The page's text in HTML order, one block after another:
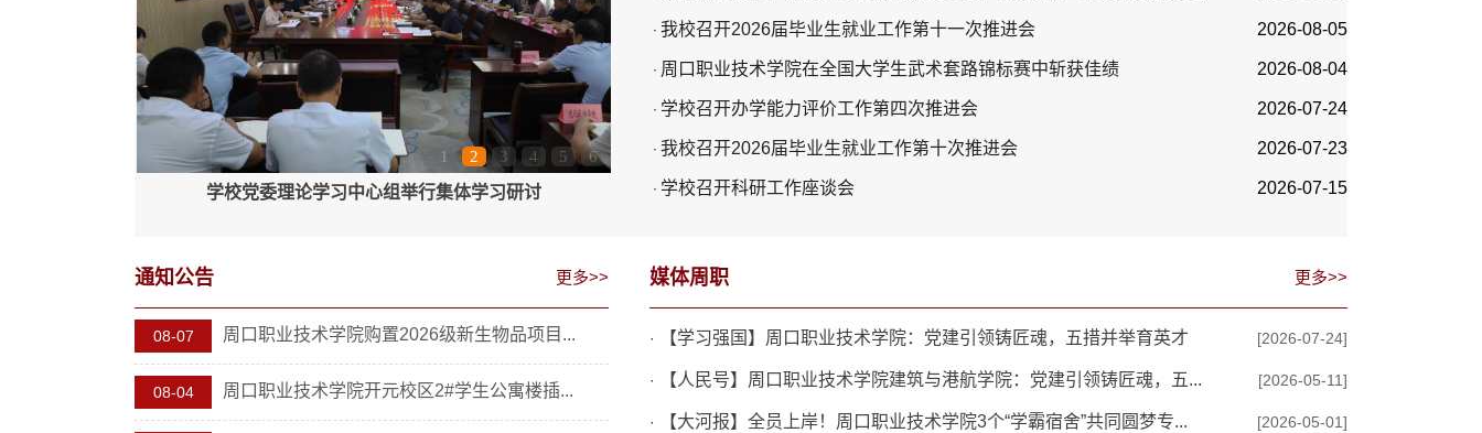
1 2 3 4 5 6
周口职业技术学院隆重举行2026届毕业生毕业典礼
· 我校召开2026届毕业生就业工作第十一次推进会 2026-08-05
· 周口职业技术学院在全国大学生武术套路锦标赛中斩获佳绩 2026-08-04
· 学校召开办学能力评价工作第四次推进会 2026-07-24
· 我校召开2026届毕业生就业工作第十次推进会 2026-07-23
· 学校召开科研工作座谈会 2026-07-15
通知公告 更多>>
08-07 周口职业技术学院购置2026级新生物品项目...
08-04 周口职业技术学院开元校区2#学生公寓楼插...
媒体周职 更多>>
[2026-07-24]
· 【学习强国】周口职业技术学院：党建引领铸匠魂，五措并举育英才
[2026-05-11]
· 【人民号】周口职业技术学院建筑与港航学院：党建引领铸匠魂，五...
[2026-05-01]
· 【大河报】全员上岸！周口职业技术学院3个“学霸宿舍”共同圆梦专...